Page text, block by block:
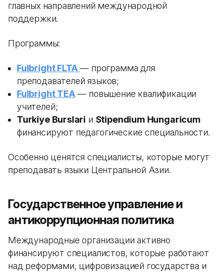
главных направлений международной
поддержки.
Программы:
Fulbright FLTA — программа для
преподавателей языков;
Fulbright TEA— повышение квалификации
учителей;
Turkiye Burslari и Stipendium Hungaricum
финансируют педагогические специальности.
Особенно ценятся специалисты, которые могут
преподавать языки Центральной Азии.
Государственное управление и
антикоррупционная политика
Международные организации активно
финансируют специалистов, которые работают
над реформами, цифровизацией государства и